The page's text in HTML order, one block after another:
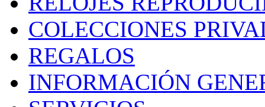
COLECCIONES
REGALOS
INFORMACIÓN